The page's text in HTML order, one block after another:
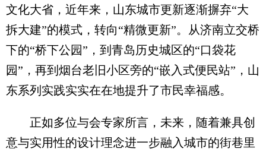
文化大省，近年来，山东城市更新逐渐摒弃“大
拆大建”的模式，转向“精微更新”。从济南立交桥
下的“桥下公园”，到青岛历史城区的“口袋花
园”，再到烟台老旧小区旁的“嵌入式便民站”，山
东系列实践实实在在地提升了市民幸福感。
正如多位与会专家所言，未来，随着兼具创
意与实用性的设计理念进一步融入城市的街巷里